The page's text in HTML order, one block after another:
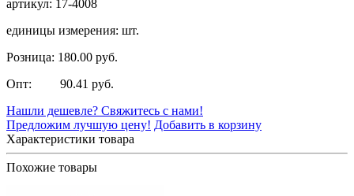
артикул: 17-4008
единицы измерения: шт.
Розница: 180.00 руб.
Опт: 90.41 руб.
Нашли дешевле? Свяжитесь с нами!
Предложим лучшую цену! Добавить в корзину
Характеристики товара
Похожие товары